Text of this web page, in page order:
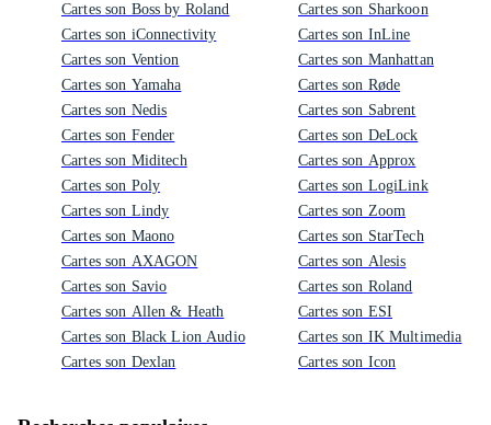
Cartes son Boss by Roland
Cartes son iConnectivity
Cartes son Vention
Cartes son Yamaha
Cartes son Nedis
Cartes son Fender
Cartes son Miditech
Cartes son Poly
Cartes son Lindy
Cartes son Maono
Cartes son AXAGON
Cartes son Savio
Cartes son Allen & Heath
Cartes son Black Lion Audio
Cartes son Dexlan
Cartes son Sharkoon
Cartes son InLine
Cartes son Manhattan
Cartes son Røde
Cartes son Sabrent
Cartes son DeLock
Cartes son Approx
Cartes son LogiLink
Cartes son Zoom
Cartes son StarTech
Cartes son Alesis
Cartes son Roland
Cartes son ESI
Cartes son IK Multimedia
Cartes son Icon